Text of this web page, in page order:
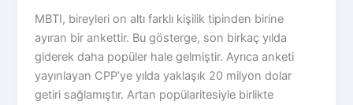
MBTI, bireyleri on altı farklı kişilik tipinden birine
ayıran bir ankettir. Bu gösterge, son birkaç yılda
giderek daha popüler hale gelmiştir. Ayrıca anketi
yayınlayan CPP’ye yılda yaklaşık 20 milyon dolar
getiri sağlamıştır. Artan popülaritesiyle birlikte